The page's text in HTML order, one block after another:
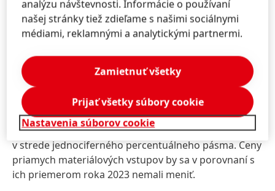
spotrebného tovaru spoločnosti Henkel. Podľa
aktuálnych odhadov by celosvetová inflácia mala byť
v roku 2024 nižšia než v predchádzajúcom roku, hoci
celkovo ostane na vysokej úrovni. Okrem toho aj
úrokové sadzby pravdepodobne ostanú výrazne
vyššie než v predchádzajúcich rokoch.
Spoločnosť Henkel očakáva, že negatívny vplyv
kurzových sadzieb na obrat sa bude pohybovať
v strede jednociferného percentuálneho pásma. Ceny
priamych materiálových vstupov by sa v porovnaní s
ich priemerom roka 2023 nemali meniť.
analýzu návštevnosti. Informácie o používaní
našej stránky tiež zdieľame s našimi sociálnymi
médiami, reklamnými a analytickými partnermi.
Nastavenia súborov cookie
Zamietnuť všetky
Prijať všetky súbory cookie